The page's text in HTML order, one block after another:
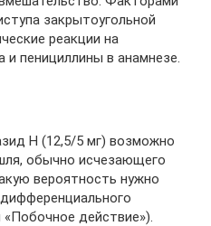
закрытоугольной
реакции на
пенициллины в анамнезе.
Н (12,5/5 мг) возможно
обычно исчезающего
вероятность нужно
действие»).